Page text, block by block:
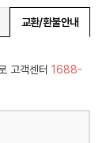
교환/환불안내
고객센터 1688-